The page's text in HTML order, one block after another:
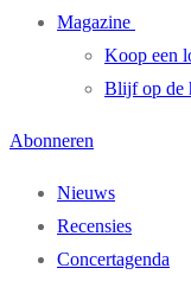
Magazine
Koop een
Blijf op de
Abonneren
Nieuws
Recensies
Concertagenda